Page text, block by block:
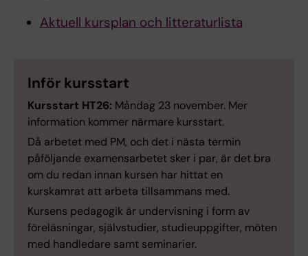
Aktuell kursplan och litteraturlista
Inför kursstart
Kursstart HT26: Måndag 23 november. Mer
information kommer närmare kursstart.
Då arbetet med PM, och det i nästa termin
påföljande examensarbetet sker i par, är det bra
om du redan innan kursen har hittat en
kurskamrat att arbeta tillsammans med.
Kursens pedagogik är undervisning i form av
föreläsningar, självstudier, studieuppgifter, möten
med handledare samt seminarier.